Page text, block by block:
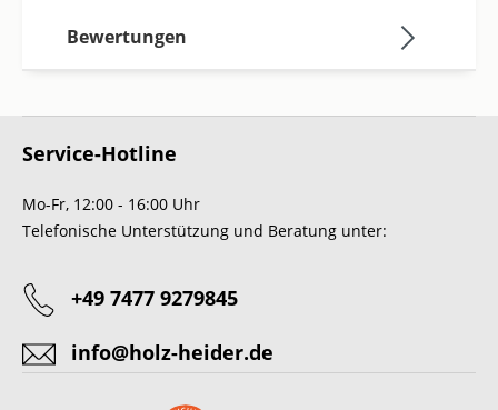
Bewertungen
Service-Hotline
Mo-Fr, 12:00 - 16:00 Uhr
Telefonische Unterstützung und Beratung unter:
+49 7477 9279845
info@holz-heider.de